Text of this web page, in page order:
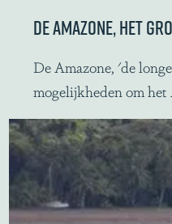
DE AMAZONE, HET
D
e
A
m
z
o
De Amazone, 'de
mogelijkheden om het